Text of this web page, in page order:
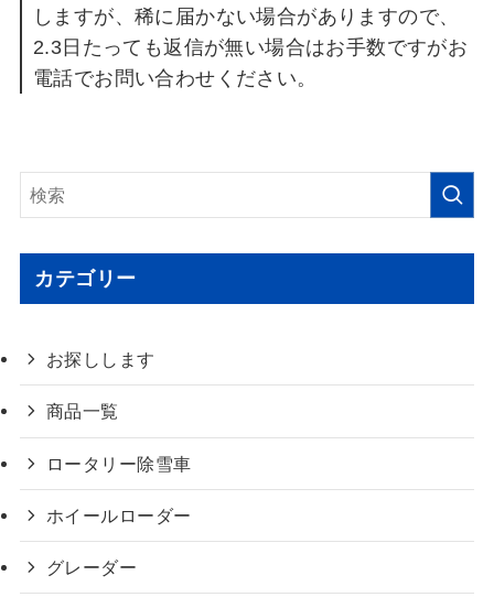
しますが、稀に届かない場合がありますので、
2.3日たっても返信が無い場合はお手数ですがお
電話でお問い合わせください。
カテゴリー
お探しします
商品一覧
ロータリー除雪車
ホイールローダー
グレーダー